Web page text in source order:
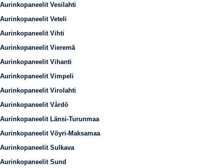
Aurinkopaneelit Vesilahti
Aurinkopaneelit Veteli
Aurinkopaneelit Vihti
Aurinkopaneelit Vieremä
Aurinkopaneelit Vihanti
Aurinkopaneelit Vimpeli
Aurinkopaneelit Virolahti
Aurinkopaneelit Vårdö
Aurinkopaneelit Länsi-Turunmaa
Aurinkopaneelit Vöyri-Maksamaa
Aurinkopaneelit Sulkava
Aurinkopaneelit Sund